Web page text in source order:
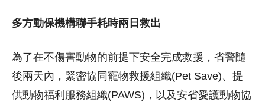
多方動保機構聯手耗時兩日救出
為了在不傷害動物的前提下安全完成救援，省警隨
後兩天內，緊密協同寵物救援組織(Pet Save)、提
供動物福利服務組織(PAWS)，以及安省愛護動物協